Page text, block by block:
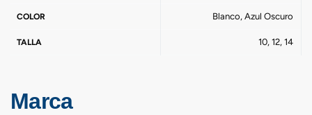
COLOR Blanco, Azul Oscuro
TALLA 10, 12, 14
Marca